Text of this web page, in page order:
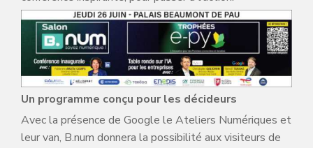
Un programme conçu pour les décideurs
Avec la présence de Google le Ateliers Numériques et
leur van, B.num donnera la possibilité aux visiteurs de